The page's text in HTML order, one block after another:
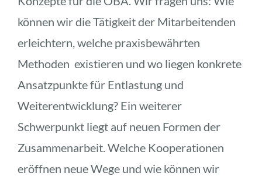
können wir die Tätigkeit der Mitarbeitenden
erleichtern, welche praxisbewährten
Methoden  existieren und wo liegen konkrete
Ansatzpunkte für Entlastung und
Weiterentwicklung? Ein weiterer
Schwerpunkt liegt auf neuen Formen der
Zusammenarbeit. Welche Kooperationen
eröffnen neue Wege und wie können wir